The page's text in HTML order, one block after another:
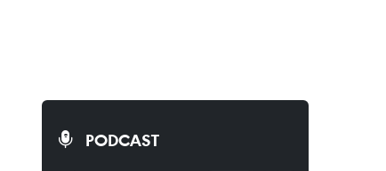
PODCAST